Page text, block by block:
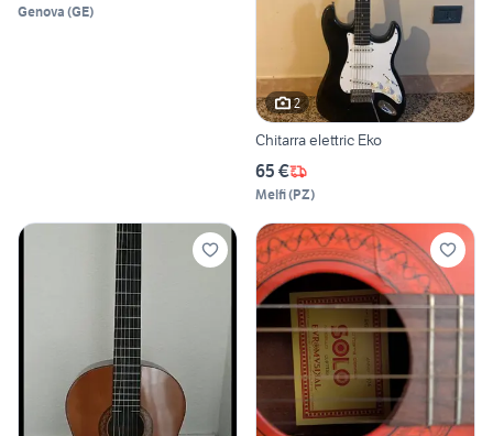
Genova (GE)
2
Chitarra elettric Eko
65 €
Melfi(PZ)